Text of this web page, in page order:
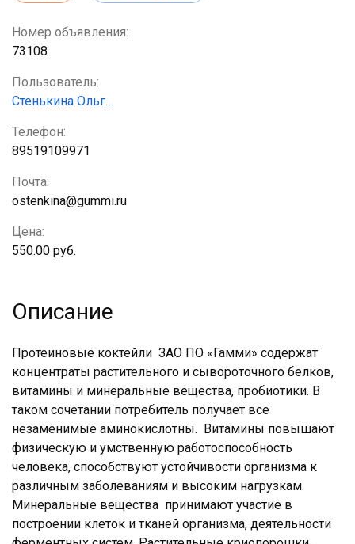
Номер объявления:
73108
Пользователь:
Стенькина Ольг…
Телефон:
89519109971
Почта:
ostenkina@gummi.ru
Цена:
550.00 руб.
Описание
Протеиновые коктейли ЗАО ПО «Гамми» содержат
концентраты растительного и сывороточного белков,
витамины и минеральные вещества, пробиотики. В
таком сочетании потребитель получает все
незаменимые аминокислотны. Витамины повышают
физическую и умственную работоспособность
человека, способствуют устойчивости организма к
различным заболеваниям и высоким нагрузкам.
Минеральные вещества принимают участие в
построении клеток и тканей организма, деятельности